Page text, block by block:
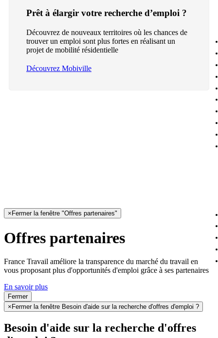
Prêt à élargir votre recherche d’emploi ?
Découvrez de nouveaux territoires où les chances de
trouver un emploi sont plus fortes en réalisant un
projet de mobilité résidentielle
Découvrez Mobiville
× Fermer la fenêtre "Offres partenaires"
Offres partenaires
France Travail améliore la transparence du marché du travail en
vous proposant plus d'opportunités d'emploi grâce à ses partenaires
En savoir plus
Fermer
× Fermer la fenêtre Besoin d'aide sur la recherche d'offres d'emploi ?
Besoin d'aide sur la recherche d'offres